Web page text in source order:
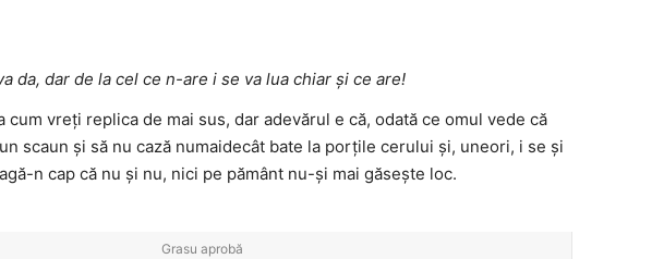
da, dar de la cel ce n-are i se va lua chiar şi ce are!
vreți replica de mai sus, dar adevărul e că, odată ce omul vede că
scaun și să nu cază numaidecât bate la porțile cerului și, uneori, i se și
n cap că nu și nu, nici pe pământ nu-și mai găsește loc.
Grasu aprobă